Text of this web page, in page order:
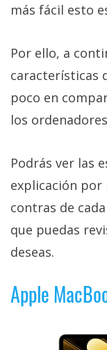
más fácil esto
Por ello, a
características
poco en
los
Podrás ver las
explicación
contras de
que puedas
deseas.
Apple